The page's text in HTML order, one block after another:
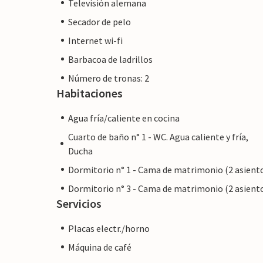
Cala Ratjada está a sólo 11 km de la
degustar la excelente cocina local.
baches, le recomendamos que elija un
villa de ensueño, romántica como un
pueblo de Artà. El pequeño pueblo se
noreste de Mallorca y es ideal para ir de
coche en unos 10 minutos. El bonito
cuarto de hora.
Nota: Esta propiedad está gestionada
materia de consumo. Sin embargo,
mismo nivel de servicio al cliente y su
Televisión alemana
Secador de pelo
Internet wi-fi
Barbacoa de ladrillos
Número de tronas: 2
Habitaciones
Agua fría/caliente en cocina
Cuarto de baño n° 1 - WC. Agua caliente y fría,
Ducha
Dormitorio n° 1 - Cama de matrimonio (2
Dormitorio n° 3 - Cama de matrimonio (2
Servicios
Placas electr./horno
Máquina de café